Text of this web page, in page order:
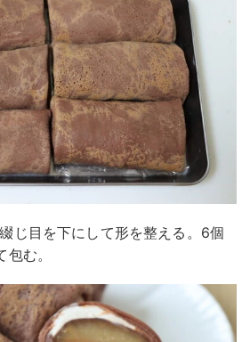
目を下にして形を整える。6個
む。